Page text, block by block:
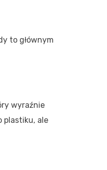
to głównym
wyraźnie
plastiku, ale